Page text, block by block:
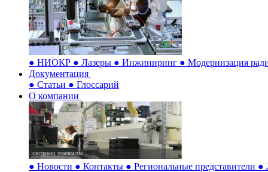
● НИОКР ● Лазеры ● Инжиниринг ● Модернизация
Документация
● Статьи ● Глоссарий
О компании
● Новости ● Контакты ● Региональные представители ●